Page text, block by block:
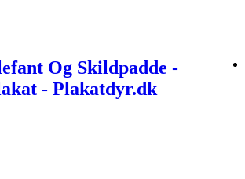
Og Skildpadde -
- Plakatdyr.dk